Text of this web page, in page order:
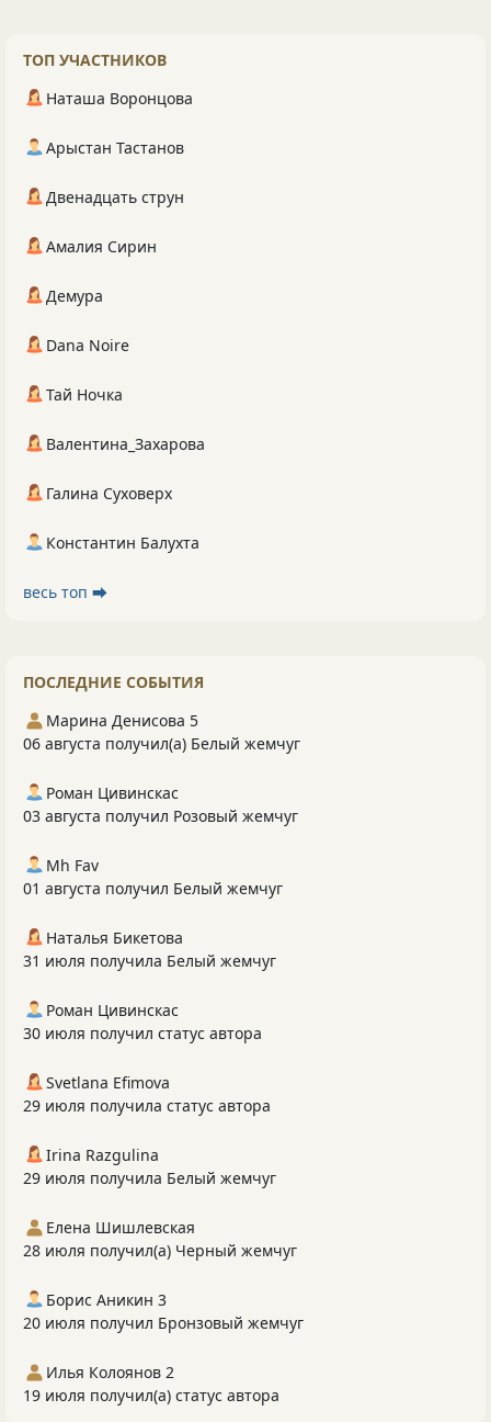
ТОП УЧАСТНИКОВ
Наташа Воронцова
Арыстан Тастанов
Двенадцать струн
Амалия Сирин
Демура
Dana Noire
Тай Ночка
Валентина_Захарова
Галина Суховерх
Константин Балухта
весь топ ⮕
ПОСЛЕДНИЕ СОБЫТИЯ
Марина Денисова 5
06 августа получил(а) Белый жемчуг
Роман Цивинскас
03 августа получил Розовый жемчуг
Mh Fav
01 августа получил Белый жемчуг
Наталья Бикетова
31 июля получила Белый жемчуг
Роман Цивинскас
30 июля получил статус автора
Svetlana Efimova
29 июля получила статус автора
Irina Razgulina
29 июля получила Белый жемчуг
Елена Шишлевская
28 июля получил(а) Черный жемчуг
Борис Аникин 3
20 июля получил Бронзовый жемчуг
Илья Колоянов 2
19 июля получил(а) статус автора